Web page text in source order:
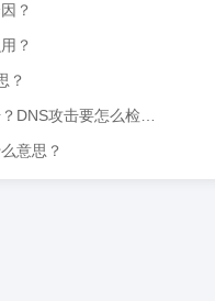
？
？
？
意思？